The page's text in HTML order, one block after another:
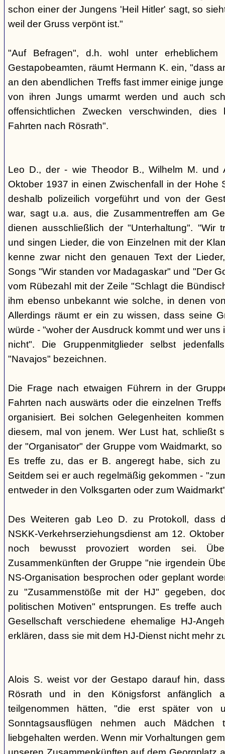
schon einer der Jungens 'Heil Hitler' sagt, so
weil der Gruss verpönt ist."
"Auf Befragen", d.h. wohl unter erheblichem
Gestapobeamten, räumt Hermann K. ein, "dass
an den abendlichen Treffs fast immer einige
von ihren Jungs umarmt werden und auch
offensichtlichen Zwecken verschwinden,
Fahrten nach Rösrath".
Leo D., der - wie Theodor B., Wilhelm M. und
Oktober 1937 in einen Zwischenfall in der Hohe
deshalb polizeilich vorgeführt und von der
war, sagt u.a. aus, die Zusammentreffen am
dienen ausschließlich der "Unterhaltung". "Wir
und singen Lieder, die von Einzelnen mit der
kenne zwar nicht den genauen Text der
Songs "Wir standen vor Madagaskar" und "Der
vom Rübezahl mit der Zeile "Schlagt die
ihm ebenso unbekannt wie solche, in denen
Allerdings räumt er ein zu wissen, dass seine
würde - "woher der Ausdruck kommt und wer
nicht". Die Gruppenmitglieder selbst
"Navajos" bezeichnen.
Die Frage nach etwaigen Führern in der
Fahrten nach auswärts oder die einzelnen
organisiert. Bei solchen Gelegenheiten
diesem, mal von jenem. Wer Lust hat, schließt
der "Organisator" der Gruppe vom Waidmarkt,
Es treffe zu, das er B. angeregt habe, sich zu
Seitdem sei er auch regelmäßig gekommen -
entweder in den Volksgarten oder zum
Des Weiteren gab Leo D. zu Protokoll, dass
NSKK-Verkehrserziehungsdienst am 12.
noch bewusst provoziert worden sei.
Zusammenkünften der Gruppe "nie irgendein
NS-Organisation besprochen oder geplant
zu "Zusammenstöße mit der HJ" gegeben,
politischen Motiven" entsprungen. Es treffe
Gesellschaft verschiedene ehemalige HJ-
erklären, dass sie mit dem HJ-Dienst nicht mehr
Alois S. weist vor der Gestapo darauf hin,
Rösrath und in den Königsforst anfänglich
teilgenommen hätten, "die erst später von
Sonntagsausflügen nehmen auch
liebgehalten werden. Wenn mir Vorhaltungen